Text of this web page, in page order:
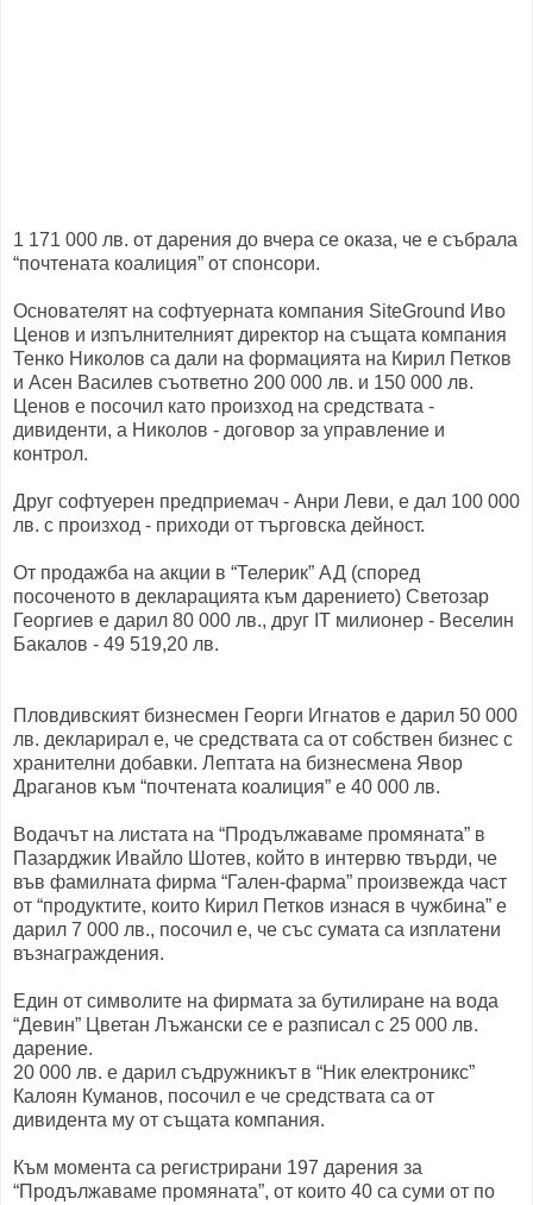
1 171 000 лв. от дарения до вчера се оказа, че е събрала
“почтената коалиция” от спонсори.
Основателят на софтуерната компания SiteGround Иво
Ценов и изпълнителният директор на същата компания
Тенко Николов са дали на формацията на Кирил Петков
и Асен Василев съответно 200 000 лв. и 150 000 лв.
Ценов е посочил като произход на средствата -
дивиденти, а Николов - договор за управление и
контрол.
Друг софтуерен предприемач - Анри Леви, е дал 100 000
лв. с произход - приходи от търговска дейност.
От продажба на акции в “Телерик” АД (според
посоченото в декларацията към дарението) Светозар
Георгиев е дарил 80 000 лв., друг IT милионер - Веселин
Бакалов - 49 519,20 лв.
Пловдивският бизнесмен Георги Игнатов е дарил 50 000
лв. декларирал е, че средствата са от собствен бизнес с
хранителни добавки. Лептата на бизнесмена Явор
Драганов към “почтената коалиция” е 40 000 лв.
Водачът на листата на “Продължаваме промяната” в
Пазарджик Ивайло Шотев, който в интервю твърди, че
във фамилната фирма “Гален-фарма” произвежда част
от “продуктите, които Кирил Петков изнася в чужбина” е
дарил 7 000 лв., посочил е, че със сумата са изплатени
възнаграждения.
Един от символите на фирмата за бутилиране на вода
“Девин” Цветан Лъжански се е разписал с 25 000 лв.
дарение.
20 000 лв. е дарил съдружникът в “Ник електроникс”
Калоян Куманов, посочил е че средствата са от
дивидента му от същата компания.
Към момента са регистрирани 197 дарения за
“Продължаваме промяната”, от които 40 са суми от по